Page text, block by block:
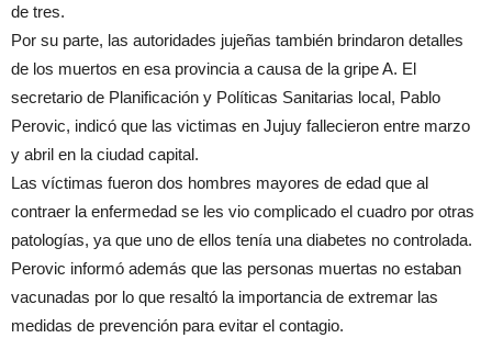
de tres.
Por su parte, las autoridades jujeñas también brindaron detalles
de los muertos en esa provincia a causa de la gripe A. El
secretario de Planificación y Políticas Sanitarias local, Pablo
Perovic, indicó que las victimas en Jujuy fallecieron entre marzo
y abril en la ciudad capital.
Las víctimas fueron dos hombres mayores de edad que al
contraer la enfermedad se les vio complicado el cuadro por otras
patologías, ya que uno de ellos tenía una diabetes no controlada.
Perovic informó además que las personas muertas no estaban
vacunadas por lo que resaltó la importancia de extremar las
medidas de prevención para evitar el contagio.